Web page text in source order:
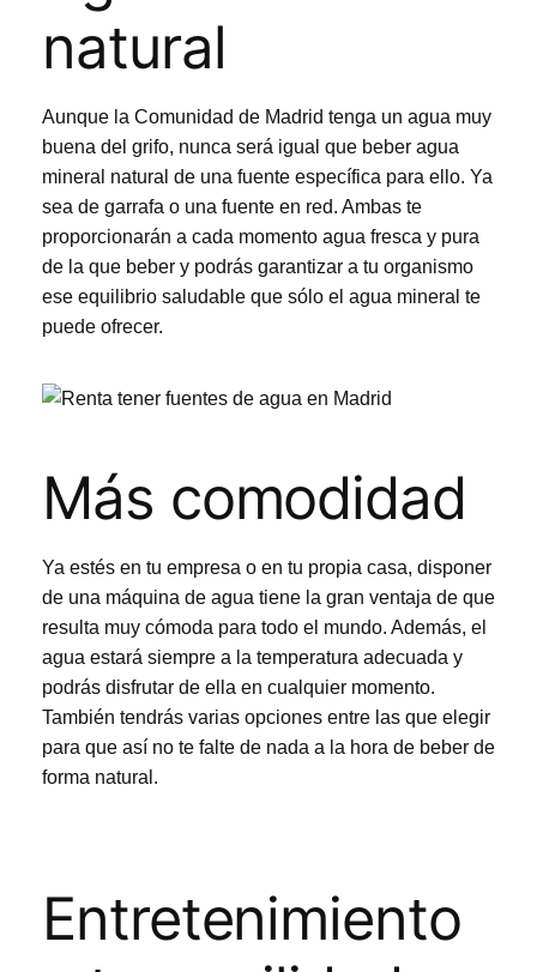
natural
Aunque la Comunidad de Madrid tenga un agua muy
buena del grifo, nunca será igual que beber agua
mineral natural de una fuente específica para ello. Ya
sea de garrafa o una fuente en red. Ambas te
proporcionarán a cada momento agua fresca y pura
de la que beber y podrás garantizar a tu organismo
ese equilibrio saludable que sólo el agua mineral te
puede ofrecer.
Más comodidad
Ya estés en tu empresa o en tu propia casa, disponer
de una máquina de agua tiene la gran ventaja de que
resulta muy cómoda para todo el mundo. Además, el
agua estará siempre a la temperatura adecuada y
podrás disfrutar de ella en cualquier momento.
También tendrás varias opciones entre las que elegir
para que así no te falte de nada a la hora de beber de
forma natural.
Entretenimiento